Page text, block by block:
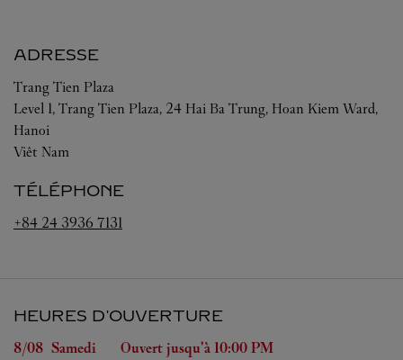
ADRESSE
Trang Tien Plaza
Level 1, Trang Tien Plaza, 24 Hai Ba Trung, Hoan Kiem Ward,
Hanoi
Viêt Nam
TÉLÉPHONE
+84 24 3936 7131
HEURES D'OUVERTURE
Jour de la semaine Heures d'ouverture
8/08 Samedi Ouvert jusqu'à 10:00 PM